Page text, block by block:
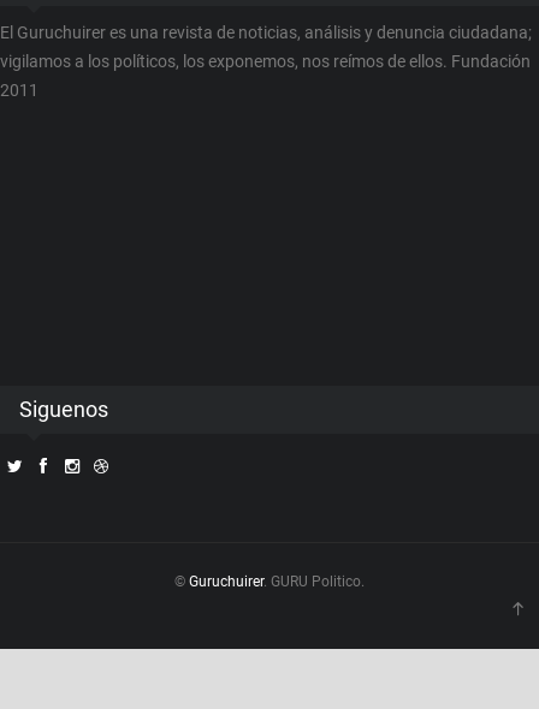
El Guruchuirer es una revista de noticias, análisis y denuncia ciudadana;
vigilamos a los políticos, los exponemos, nos reímos de ellos. Fundación
2011
Siguenos
© Guruchuirer. GURU Politico.